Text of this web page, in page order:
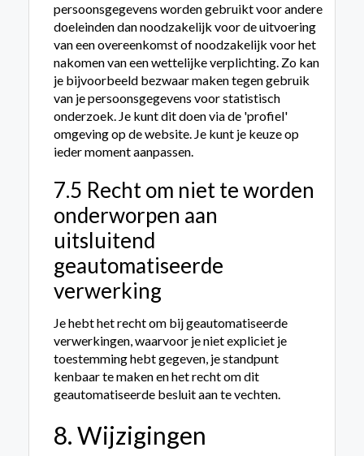
persoonsgegevens worden gebruikt voor andere
doeleinden dan noodzakelijk voor de uitvoering
van een overeenkomst of noodzakelijk voor het
nakomen van een wettelijke verplichting. Zo kan
je bijvoorbeeld bez­waar maken tegen gebruik
van je persoonsgegevens voor statistisch
onderzoek. Je kunt dit doen via de 'profiel'
omgeving op de website. Je kunt je keuze op
ieder moment aanpassen.
7.5 Recht om niet te worden
onderworpen aan
uitsluitend
geautomatiseerde
verwerking
Je hebt het recht om bij geautomatiseerde
verwerkingen, waarvoor je niet expliciet je
toestemming hebt gegeven, je standpunt
kenbaar te maken en het recht om dit
geautomatiseerde besluit aan te vechten.
8. Wijzigingen